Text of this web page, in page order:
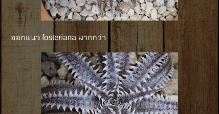
ออกเเนว fosteriana มากกว่า